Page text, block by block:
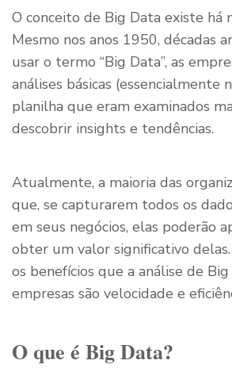
O conceito de Big Data existe há
Mesmo nos anos 1950, décadas
usar o termo “Big Data”, as
análises básicas (essencialmente
planilha que eram examinados
descobrir insights e tendências.
Atualmente, a maioria das
que, se capturarem todos os
em seus negócios, elas poderão
obter um valor significativo
os benefícios que a análise de
empresas são velocidade e
O que é Big Data?